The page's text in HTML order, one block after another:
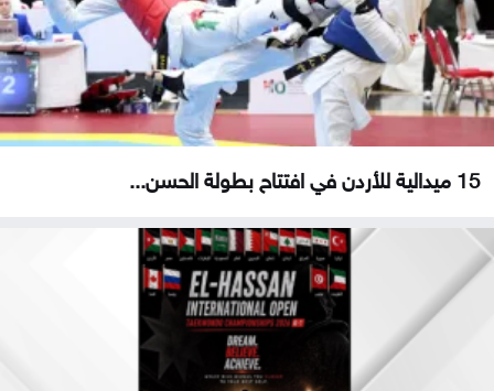
15 ميدالية للأردن في افتتاح بطولة الحسن...